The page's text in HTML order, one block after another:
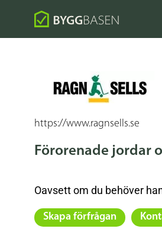
https://www.ragnsells.se
Förorenade jordar
Oavsett om du behöver
Skapa förfrågan